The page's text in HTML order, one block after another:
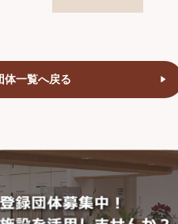
体一覧へ戻る